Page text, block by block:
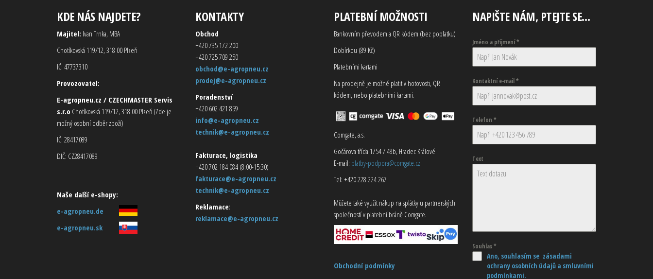
KDE NÁS NAJDETE?
Majitel: Ivan Trnka, MBA
Chotíkovská 119/12, 318 00 Plzeň
IČ: 47737310
Provozovatel:
E-agropneu.cz / CZECHMASTER Servis
s.r.o Chotíkovská 119/12, 318 00 Plzeň (Zde je
možný osobní odběr zboží)
IČ: 28417089
DIČ: CZ28417089
Naše další e-shopy:
e-agropneu.de
e-agropneu.sk
KONTAKTY
Obchod
+420 735 172 200
+420 725 709 250
obchod@e-agropneu.cz
prodej@e-agropneu.cz
Poradenství
+420 602 421 859
info@e-agropneu.cz
technik@e-agropneu.cz
Fakturace, logistika
+420 702 184 084 (8:00-15:30)
fakturace@e-agropneu.cz
technik@e-agropneu.cz
Reklamace:
reklamace@e-agropneu.cz
PLATEBNÍ MOŽNOSTI
Bankovním převodem a QR kódem (bez poplatku)
Dobírkou (89 Kč)
Platebními kartami
Na prodejně je možné platit v hotovosti, QR
kódem, nebo platebními kartami.
Comgate, a.s.
Gočárova třída 1754 / 48b, Hradec Králové
E-mail: platby-podpora@comgate.cz
Tel: +420 228 224 267
Můžete také využít nákup na splátky u partnerských
společností v platební bráně Comgate.
Obchodní podmínky
NAPIŠTE NÁM, PTEJTE SE…
Jméno a příjmení*
Kontaktní e-mail*
Telefon *
Text
Souhlas*
Ano, souhlasím se zásadami
ochrany osobních údajů a smluvními
podmínkami.